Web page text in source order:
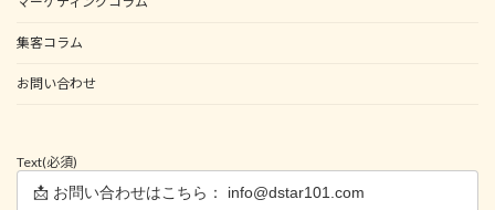
集客コラム
お問い合わせ
Text(必須)